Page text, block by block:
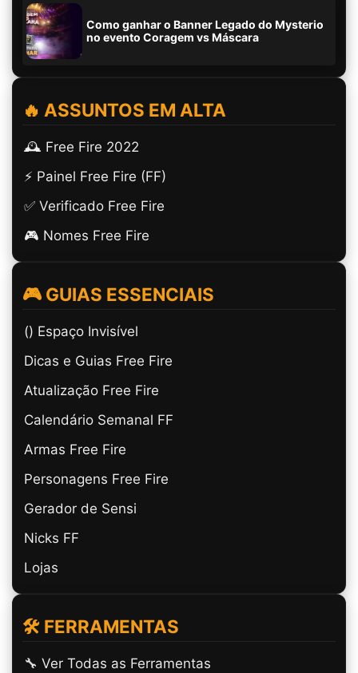
Como ganhar o Banner Legado do Mysterio
no evento Coragem vs Máscara
🔥 ASSUNTOS EM ALTA
🕰️ Free Fire 2022
⚡ Painel Free Fire (FF)
✅ Verificado Free Fire
🎮 Nomes Free Fire
🎮 GUIAS ESSENCIAIS
(ㅤ) Espaço Invisível
Dicas e Guias Free Fire
Atualização Free Fire
Calendário Semanal FF
Armas Free Fire
Personagens Free Fire
Gerador de Sensi
Nicks FF
Lojas
🛠️ FERRAMENTAS
🔧 Ver Todas as Ferramentas